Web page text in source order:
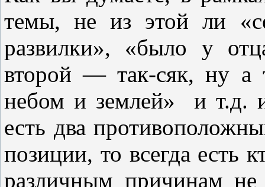
темы, не из этой ли
развилки», «было у
второй — так-сяк, ну
небом и землей» и т.д.
есть два
позиции, то всегда есть
различным причинам